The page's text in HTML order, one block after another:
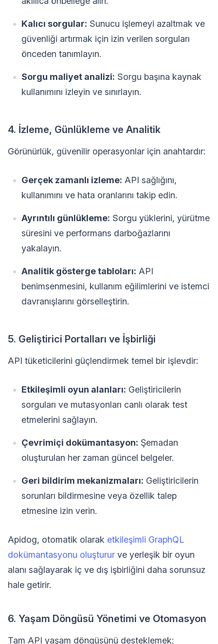
Kalıcı sorgular: Sunucu işlemeyi azaltmak ve
güvenliği artırmak için izin verilen sorguları
önceden tanımlayın.
Sorgu maliyet analizi: Sorgu başına kaynak
kullanımını izleyin ve sınırlayın.
4. İzleme, Günlükleme ve Analitik
Görünürlük, güvenilir operasyonlar için anahtardır:
Gerçek zamanlı izleme: API sağlığını,
kullanımını ve hata oranlarını takip edin.
Ayrıntılı günlükleme: Sorgu yüklerini, yürütme
süresini ve performans darboğazlarını
yakalayın.
Analitik gösterge tabloları: API
benimsenmesini, kullanım eğilimlerini ve istemci
davranışlarını görselleştirin.
5. Geliştirici Portalları ve İşbirliği
API tüketicilerini güçlendirmek temel bir işlevdir:
Etkileşimli oyun alanları: Geliştiricilerin
sorguları ve mutasyonları canlı olarak test
etmelerini sağlayın.
Çevrimiçi dokümantasyon: Şemadan
oluşturulan her zaman güncel belgeler.
Geri bildirim mekanizmaları: Geliştiricilerin
sorunları bildirmesine veya özellik talep
etmesine izin verin.
Apidog, otomatik olarak etkileşimli GraphQL
dokümantasyonu oluşturur ve yerleşik bir oyun
alanı sağlayarak iç ve dış işbirliğini daha sorunsuz
hale getirir.
6. Yaşam Döngüsü Yönetimi ve Otomasyon
Tam API yaşam döngüsünü desteklemek: